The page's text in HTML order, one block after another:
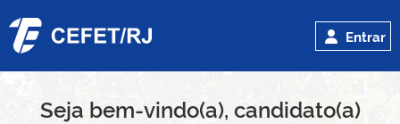
Entrar
Seja bem-vindo(a), candidato(a)